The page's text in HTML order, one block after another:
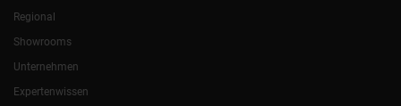
Regional
Showrooms
Unternehmen
Expertenwissen